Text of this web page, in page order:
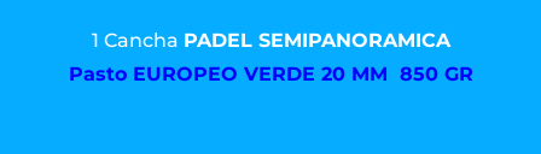
1 Cancha PADEL SEMIPANORAMICA
Pasto EUROPEO VERDE 20 MM 850 GR